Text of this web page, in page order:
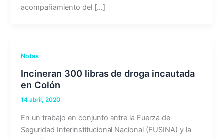
acompañamiento del […]
Notas
Incineran 300 libras de droga incautada
en Colón
14 abril, 2020
En un trabajo en conjunto entre la Fuerza de
Seguridad Interinstitucional Nacional (FUSINA) y la